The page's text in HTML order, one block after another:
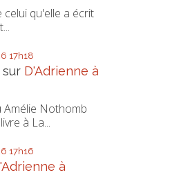
celui qu'elle a écrit
17h18
D'Adrienne à
Amélie Nothomb
à La...
17h16
à